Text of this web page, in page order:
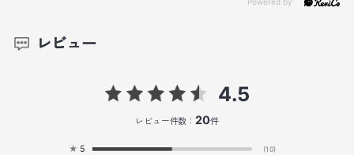
レビュー
4.5
レビュー件数： 20件
★ 5 (10)